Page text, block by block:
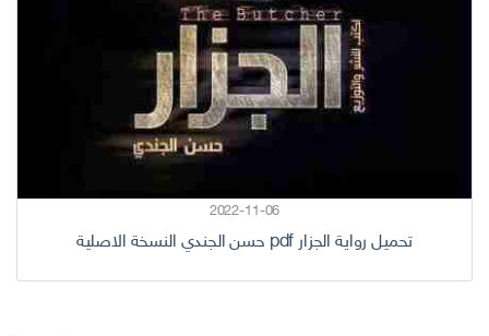
2022-11-06
تحميل رواية الجزار pdf حسن الجندي النسخة الاصلية